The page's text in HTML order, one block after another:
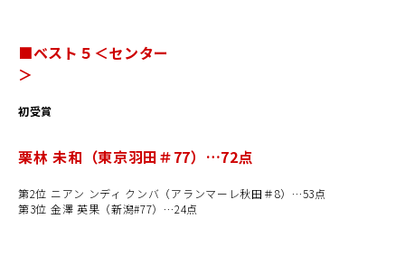
■ベスト５＜センター
＞
初受賞
栗林 未和（東京羽田＃77）…72点
第2位 ニアン ンディ クンバ（アランマーレ秋田＃8）…53点
第3位 金澤 英果（新潟#77）…24点